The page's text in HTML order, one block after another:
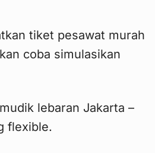
tiket pesawat murah
coba simulasikan
lebaran Jakarta –
flexible.